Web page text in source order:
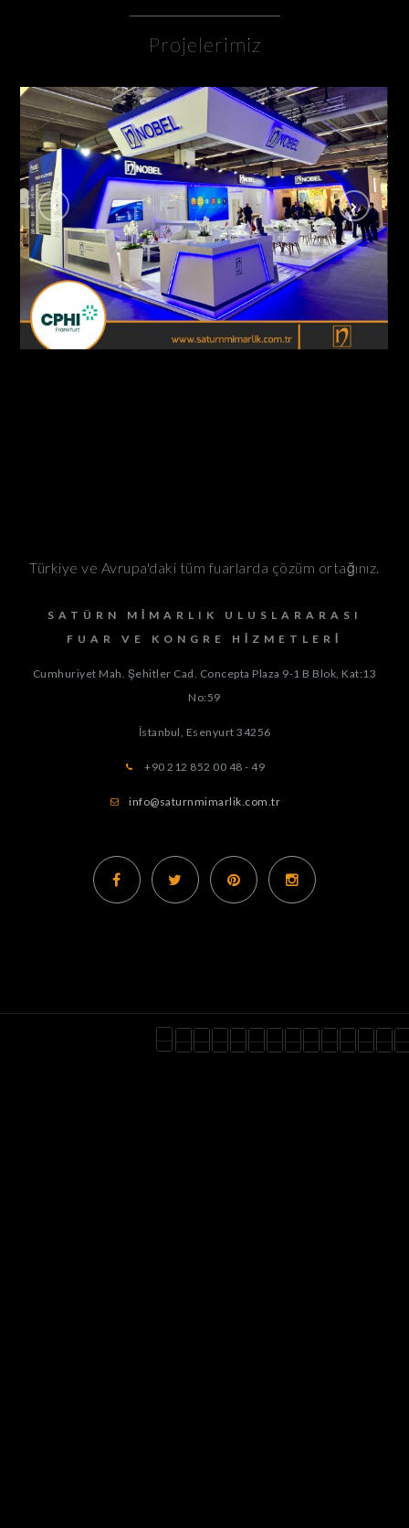
Projelerimiz
Nobel İlaç / Cphi Fuarı Frankfurt – Almanya
AHŞAP - ÖZGÜN STANDLAR
Türkiye ve Avrupa'daki tüm fuarlarda çözüm ortağınız.
SATÜRN MIMARLIK ULUSLARARASI
FUAR VE KONGRE HIZMETLERI
Cumhuriyet Mah. Şehitler Cad. Concepta Plaza 9-1 B Blok, Kat:13
No:59
İstanbul, Esenyurt 34256
+90 212 852 00 48 - 49
info@saturnmimarlik.com.tr